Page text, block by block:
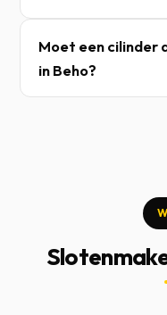
Moet een cilinder
in Beho?